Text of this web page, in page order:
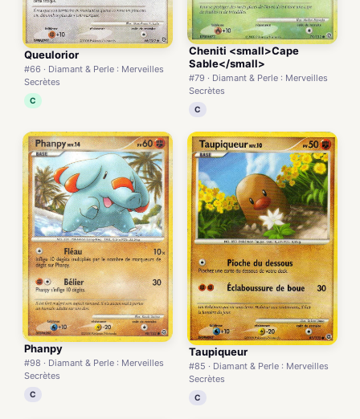
Queulorior
#66 · Diamant & Perle : Merveilles
Secrètes
C
Cheniti <small>Cape
Sable</small>
#79 · Diamant & Perle : Merveilles
Secrètes
C
Phanpy
#98 · Diamant & Perle : Merveilles
Secrètes
C
Taupiqueur
#85 · Diamant & Perle : Merveilles
Secrètes
C